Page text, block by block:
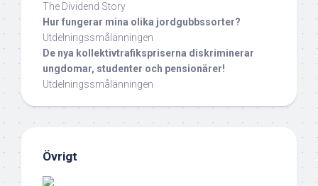
The Dividend Story
Hur fungerar mina olika jordgubbssorter?
Utdelningssmålänningen
De nya kollektivtrafikspriserna diskriminerar
ungdomar, studenter och pensionärer!
Utdelningssmålänningen
Övrigt